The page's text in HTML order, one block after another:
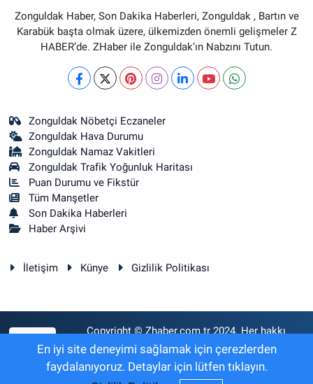
Zonguldak Haber, Son Dakika Haberleri, Zonguldak , Bartın ve
Karabük başta olmak üzere, ülkemizden önemli gelişmeler Z
HABER’de. ZHaber ile Zonguldak’ın Nabzını Tutun.
Zonguldak Nöbetçi Eczaneler
Zonguldak Hava Durumu
Zonguldak Namaz Vakitleri
Zonguldak Trafik Yoğunluk Haritası
Puan Durumu ve Fikstür
Tüm Manşetler
Son Dakika Haberleri
Haber Arşivi
İletişim Künye Gizlilik Politikası
Copyright © Zhaber.com.tr 2024. Her hakkı
saklıdır.
En iyi site deneyimi sağlamak için çerezlerden
faydalanıyoruz. Detaylar için lütfen tıklayın.